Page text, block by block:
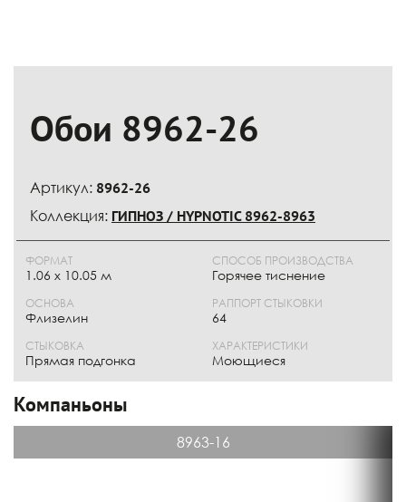
Обои 8962-26
Артикул: 8962-26
Коллекция: ГИПНОЗ / HYPNOTIC 8962-8963
ФОРМАТ
1.06 х 10.05 м
ОСНОВА
Флизелин
СПОСОБ ПРОИЗВОДСТВА
Горячее тиснение
РАППОРТ СТЫКОВКИ
64
СТЫКОВКА
Прямая подгонка
ХАРАКТЕРИСТИКИ
Моющиеся
Компаньоны
8963-16